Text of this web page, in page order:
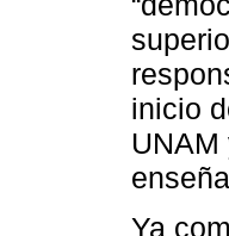
inicio
Ya